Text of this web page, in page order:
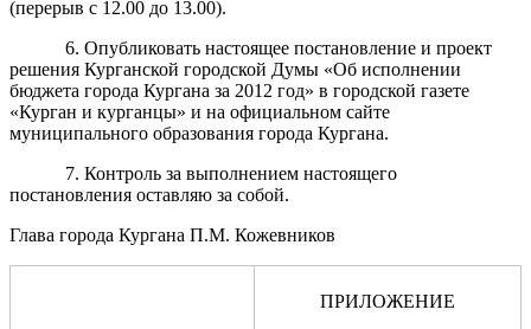
(перерыв с 12.00 до 13.00).
6. Опубликовать настоящее постановление и проект
решения Курганской городской Думы «Об исполнении
бюджета города Кургана за 2012 год» в городской газете
«Курган и курганцы» и на официальном сайте
муниципального образования города Кургана.
7. Контроль за выполнением настоящего
постановления оставляю за собой.
Глава города Кургана П.М. Кожевников
ПРИЛОЖЕНИЕ